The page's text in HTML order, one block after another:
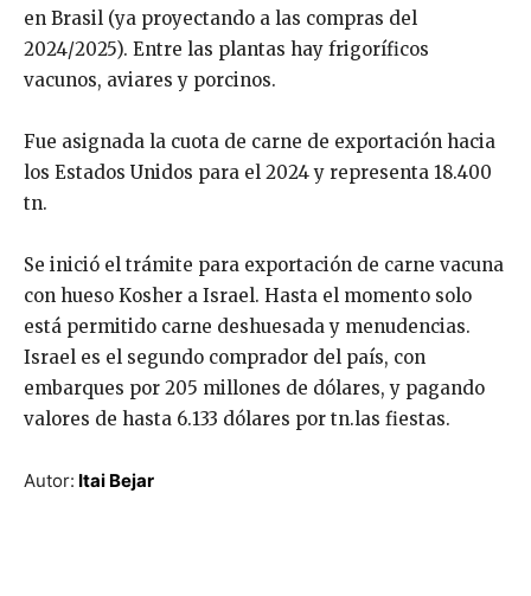
en Brasil (ya proyectando a las compras del
2024/2025). Entre las plantas hay frigoríficos
vacunos, aviares y porcinos.
Fue asignada la cuota de carne de exportación hacia
los Estados Unidos para el 2024 y representa 18.400
tn.
Se inició el trámite para exportación de carne vacuna
con hueso Kosher a Israel. Hasta el momento solo
está permitido carne deshuesada y menudencias.
Israel es el segundo comprador del país, con
embarques por 205 millones de dólares, y pagando
valores de hasta 6.133 dólares por tn.las fiestas.
Autor: Itai Bejar